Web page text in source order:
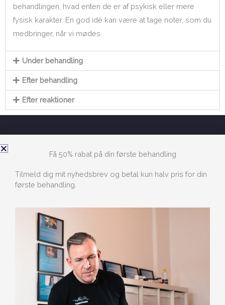
behandlingen, hvad enten de er af psykisk eller mere
fysisk karakter. En god idé kan være at tage noter, som du
medbringer, når vi mødes.
Under behandling
Efter behandling
Efter reaktioner
Behandlinger
Jeg tilbyder kropsterapi, chok/traume terapi, stress
behandling, kraniosakral terapi, indrebarn terapi, coaching,
rådgivning i kost og sundhed, vægttab og træning.
Få 50% rabat på din første behandling
Tilmeld dig mit nyhedsbrev og betal kun halv pris for din
første behandling.